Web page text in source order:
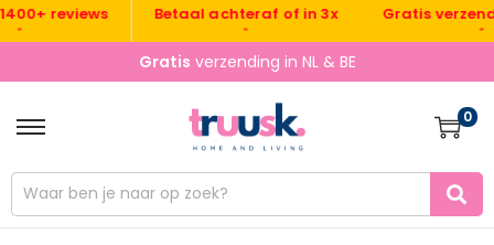
reviews Betaal achteraf of in 3x Gratis verzending
Gratis verzending in NL & BE
0